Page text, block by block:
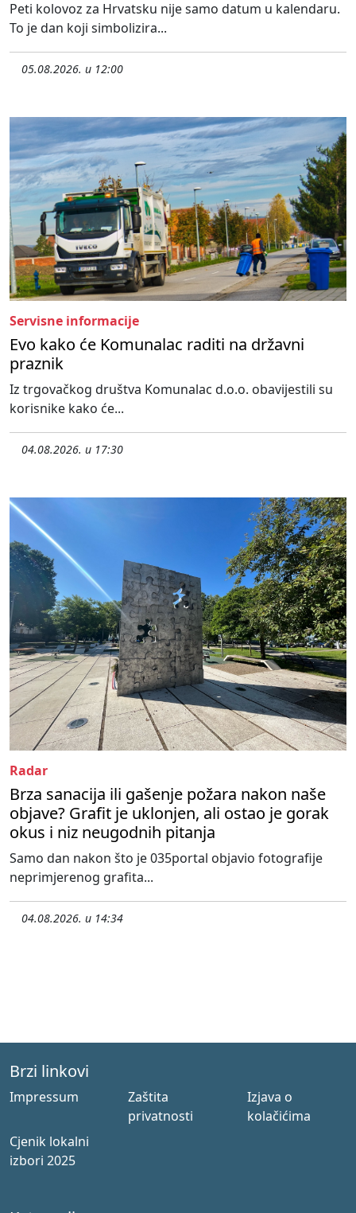
Peti kolovoz za Hrvatsku nije samo datum u kalendaru.
To je dan koji simbolizira...
05.08.2026. u 12:00
Servisne informacije
Evo kako će Komunalac raditi na državni
praznik
Iz trgovačkog društva Komunalac d.o.o. obavijestili su
korisnike kako će...
04.08.2026. u 17:30
Radar
Brza sanacija ili gašenje požara nakon naše
objave? Grafit je uklonjen, ali ostao je gorak
okus i niz neugodnih pitanja
Samo dan nakon što je 035portal objavio fotografije
neprimjerenog grafita...
04.08.2026. u 14:34
Brzi linkovi
Impressum
Zaštita
privatnosti
Izjava o
kolačićima
Cjenik lokalni
izbori 2025